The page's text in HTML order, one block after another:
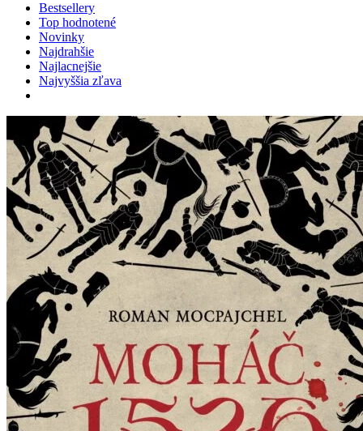
Bestsellery
Top hodnotené
Novinky
Najdrahšie
Najlacnejšie
Najvyššia zľava